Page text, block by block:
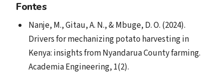
Fontes
Nanje, M., Gitau, A. N., & Mbuge, D. O. (2024).
Drivers for mechanizing potato harvesting in
Kenya: insights from Nyandarua County farming.
Academia Engineering, 1(2).